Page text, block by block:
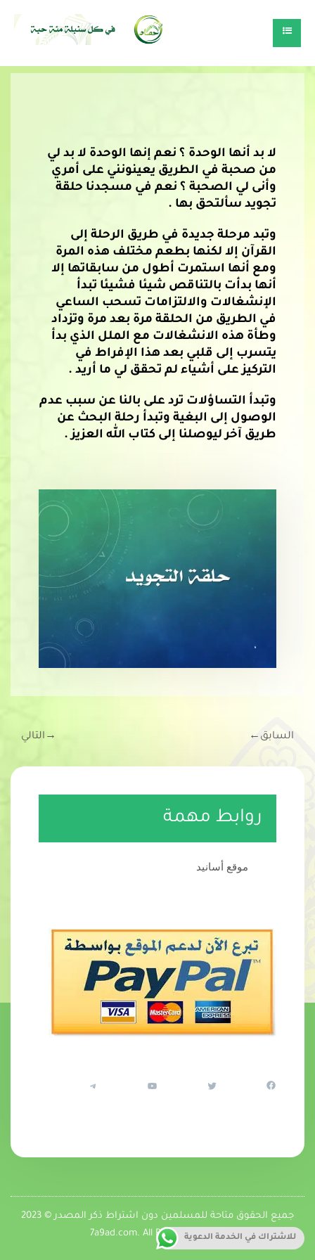
لا بد أنها الوحدة ؟ نعم إنها الوحدة لا بد لي
من صحبة في الطريق يعينونني على أمري
وأنى لي الصحبة ؟ نعم في مسجدنا حلقة
تجويد سألتحق بها .
وتبد مرحلة جديدة في طريق الرحلة إلى
القرآن إلا لكنها بطعم مختلف هذه المرة
ومع أنها استمرت أطول من سابقاتها إلا
أنها بدأت بالتناقص شيئا فشيئا تبدأ
الإنشغالات والالتزامات تسحب الساعي
في الطريق من الحلقة مرة بعد مرة وتزداد
وطأة هذه الانشغالات مع الملل الذي بدأ
يتسرب إلى قلبي بعد هذا الإفراط في
التركيز على أشياء لم تحقق لي ما أريد .
وتبدأ التساؤلات ترد على بالنا عن سبب عدم
الوصول إلى البغية وتبدأ رحلة البحث عن
طريق آخر ليوصلنا إلى كتاب الله العزيز .
السابق ←
→ التالي
روابط مهمة
موقع أسانيد
جميع الحقوق متاحة للمسلمين دون اشتراط ذكر المصدر © 2023
7a9ad.com. All Rights Reservedللاشتراك في الخدمة الدعوية